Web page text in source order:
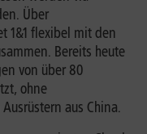
Über
1&1 flexibel mit den
Bereits heute
von über 80
ohne
aus China.